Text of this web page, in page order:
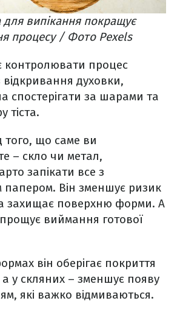
випікання покращує
процесу / Фото Pexels
контролювати процес
відкривання духовки,
спостерігати за шарами та
тіста.
того, що саме ви
– скло чи метал,
запікати все з
папером. Він зменшує ризик
захищає поверхню форми. А
виймання готової
він оберігає покриття
у скляних – зменшує появу
які важко відмиваються.